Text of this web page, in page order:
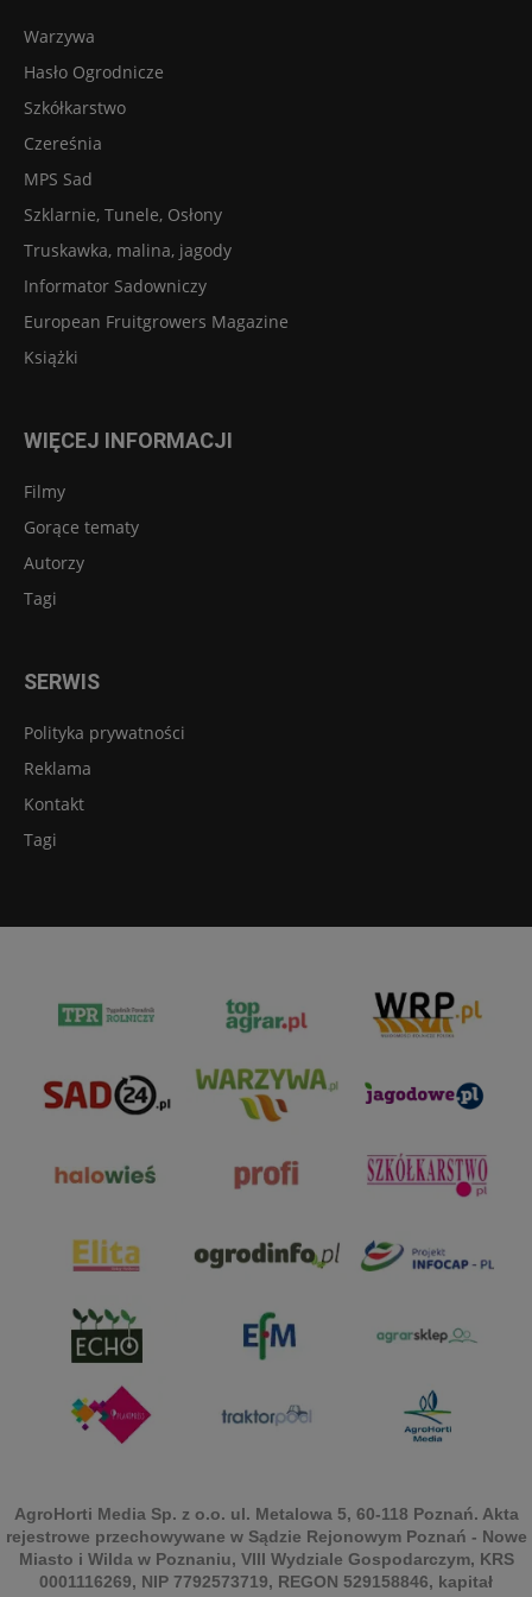
Warzywa
Hasło Ogrodnicze
Szkółkarstwo
Czereśnia
MPS Sad
Szklarnie, Tunele, Osłony
Truskawka, malina, jagody
Informator Sadowniczy
European Fruitgrowers Magazine
Książki
WIĘCEJ INFORMACJI
Filmy
Gorące tematy
Autorzy
Tagi
SERWIS
Polityka prywatności
Reklama
Kontakt
Tagi
AgroHorti Media Sp. z o.o. ul. Metalowa 5, 60-118 Poznań. Akta
rejestrowe przechowywane w Sądzie Rejonowym Poznań - Nowe
Miasto i Wilda w Poznaniu, VIII Wydziale Gospodarczym, KRS
0001116269, NIP 7792573719, REGON 529158846, kapitał